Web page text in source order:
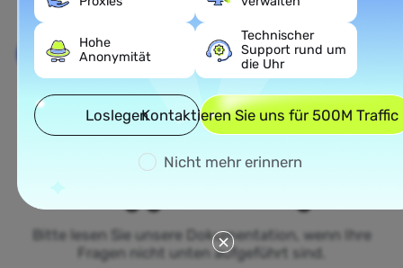
Loslegen
Häufig gestellte Fragen
Bitte lesen Sie unsere Dokumentation, wenn Ihre
Fragen nicht unten aufgeführt sind.
Hohe
Anonymität
Technischer
Support rund um
die Uhr
LoslegenKontaktieren Sie uns für 500M
Nicht mehr erinnern